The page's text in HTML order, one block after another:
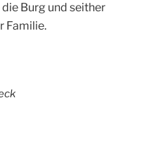
Burg und seither
Familie.